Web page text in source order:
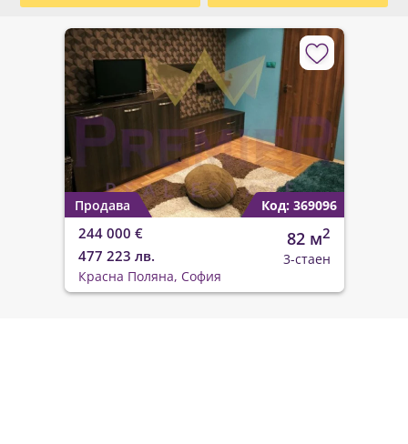
Продава Код: 369096
244 000 €
477 223 лв.
82 м2
3-стаен
Красна Поляна, София